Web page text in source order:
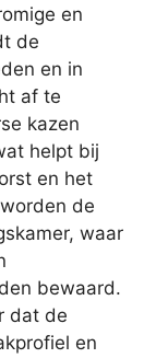
en
de
en in
af te
kazen
helpt bij
en het
de
waar
bewaard.
dat de
en